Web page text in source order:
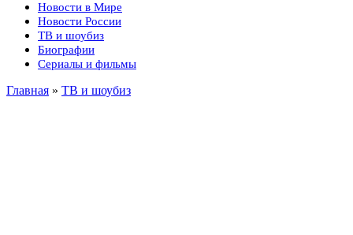
Новости в Мире
Новости России
ТВ и шоубиз
Биографии
Сериалы и фильмы
Главная » ТВ и шоубиз